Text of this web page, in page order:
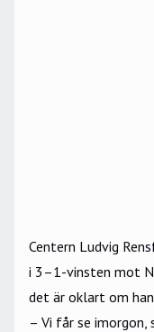
Centern Ludvig
i 3–1-vinsten mot
det är oklart om
– Vi får se imorgon,